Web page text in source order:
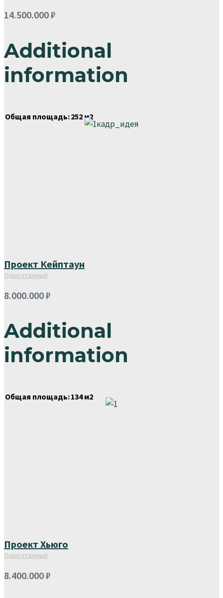
14.500.000₽
Additional
information
Общая площадь:252 м2
Проект Кейптаун
Одноэтажный
8.000.000₽
Additional
information
Общая площадь:134 м2
Проект Хьюго
Одноэтажный
8.400.000₽